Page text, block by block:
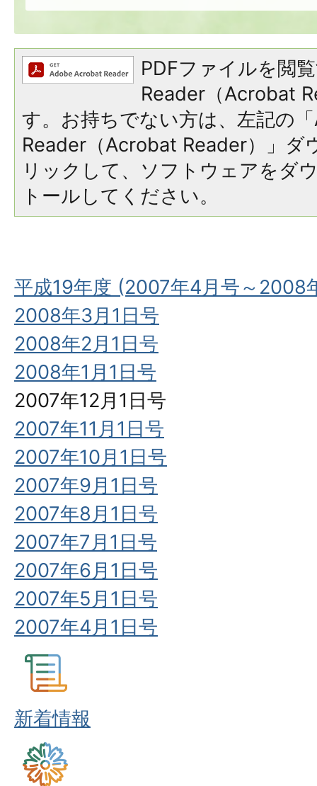
PDFファイルを閲
Reader（Acrobat
す。お持ちでない方は、左記の
Reader（Acrobat Reader）」ダ
リックして、ソフトウェアをダ
トールしてください。
平成19年度 (2007年4月号～2008
2008年3月1日号
2008年2月1日号
2008年1月1日号
2007年12月1日号
2007年11月1日号
2007年10月1日号
2007年9月1日号
2007年8月1日号
2007年7月1日号
2007年6月1日号
2007年5月1日号
2007年4月1日号
新着情報